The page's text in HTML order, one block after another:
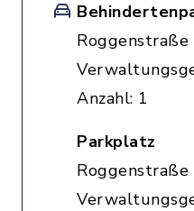
Anzahl: 1
Parkplatz